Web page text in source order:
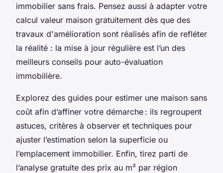
immobilier sans frais. Pensez aussi à adapter votre
calcul valeur maison gratuitement dès que des
travaux d'amélioration sont réalisés afin de refléter
la réalité : la mise à jour régulière est l’un des
meilleurs conseils pour auto-évaluation
immobilière.
Explorez des guides pour estimer une maison sans
coût afin d’affiner votre démarche : ils regroupent
astuces, critères à observer et techniques pour
ajuster l’estimation selon la superficie ou
l’emplacement immobilier. Enfin, tirez parti de
l’analyse gratuite des prix au m² par région